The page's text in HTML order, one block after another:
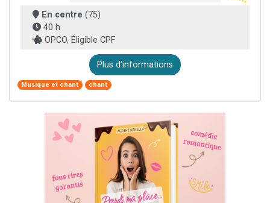
En centre (75)
40 h
OPCO, Éligible CPF
Plus d'informations
Musique et chant chant